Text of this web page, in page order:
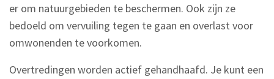
er om natuurgebieden te beschermen. Ook zijn ze
bedoeld om vervuiling tegen te gaan en overlast voor
omwonenden te voorkomen.
Overtredingen worden actief gehandhaafd. Je kunt een